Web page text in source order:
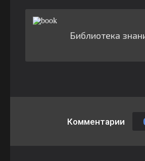
Библиотека
Комментарии